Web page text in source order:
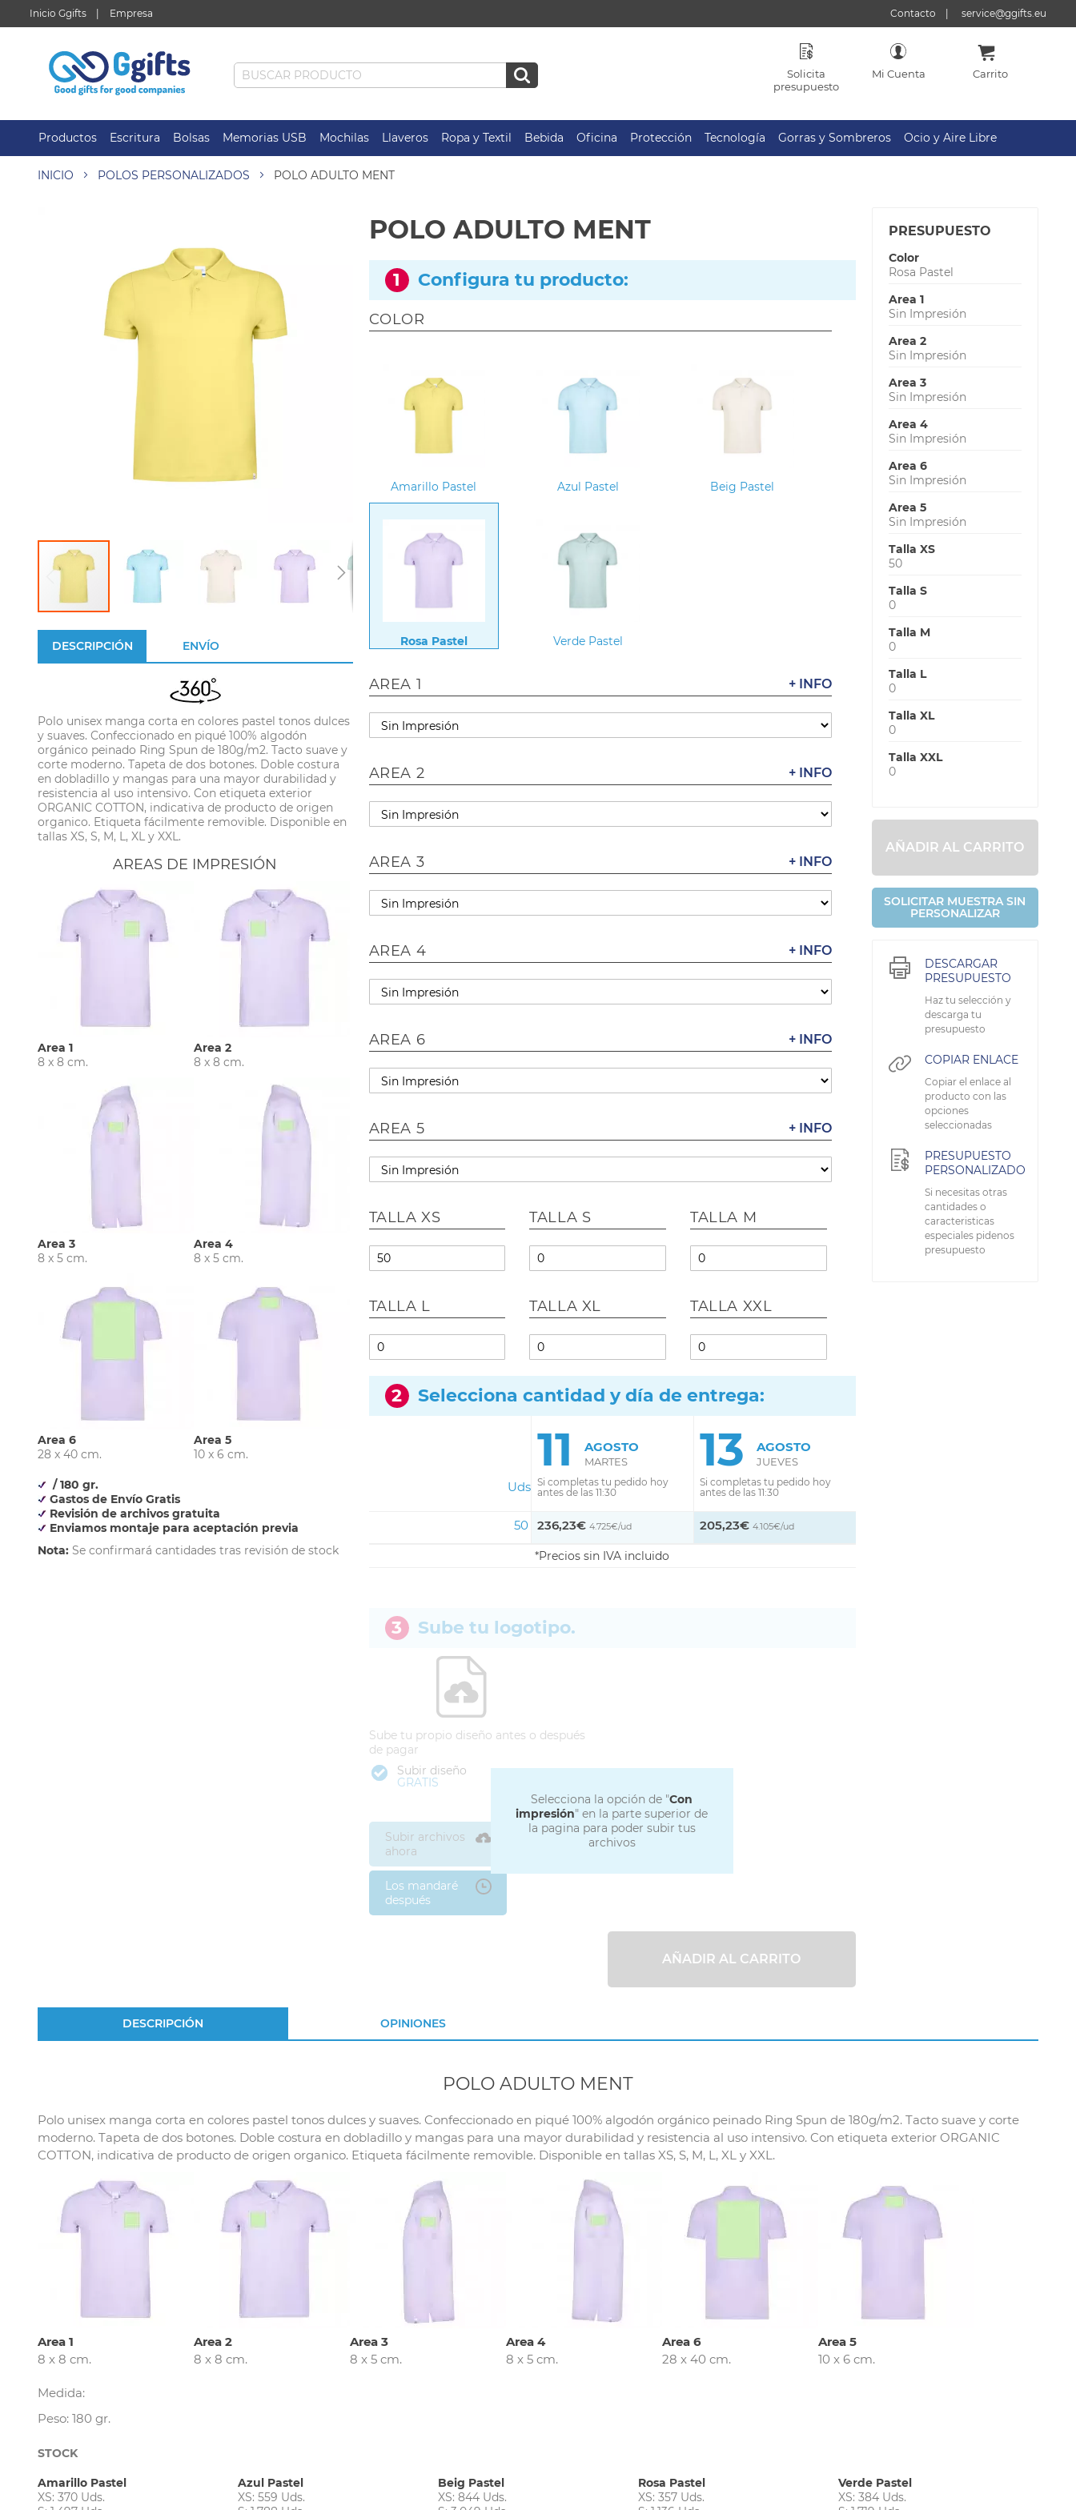
Inicio Ggifts Empresa Contacto service@ggifts.eu
Solicita
presupuesto
Mi Cuenta Carrito
Productos Escritura Bolsas Memorias USB Mochilas Llaveros Ropa y Textil Bebida Oficina Protección Tecnología Gorras y Sombreros Ocio y Aire Libre
INICIO POLOS PERSONALIZADOS POLO ADULTO MENT
DESCRIPCIÓN
Polo unisex manga corta en colores pastel tonos dulces
y suaves. Confeccionado en piqué 100% algodón
orgánico peinado Ring Spun de 180g/m2. Tacto suave y
corte moderno. Tapeta de dos botones. Doble costura
en dobladillo y mangas para una mayor durabilidad y
resistencia al uso intensivo. Con etiqueta exterior
ORGANIC COTTON, indicativa de producto de origen
organico. Etiqueta fácilmente removible. Disponible en
tallas XS, S, M, L, XL y XXL.
AREAS DE IMPRESIÓN
Area 1
8 x 8 cm.
Area 2
8 x 8 cm.
Area 3
8 x 5 cm.
Area 4
8 x 5 cm.
Area 6
28 x 40 cm.
Area 5
10 x 6 cm.
/ 180 gr.
Gastos de Envío Gratis
Revisión de archivos gratuita
Enviamos montaje para aceptación previa
Nota: Se confirmará cantidades tras revisión de stock
ENVÍO
POLO ADULTO MENT
1 Configura tu producto:
COLOR
Amarillo Pastel Azul Pastel Beig Pastel
Rosa Pastel Verde Pastel
+ INFO
AREA 1
+ INFO
AREA 2
+ INFO
AREA 3
+ INFO
AREA 4
+ INFO
AREA 6
+ INFO
AREA 5
TALLA XS TALLA S TALLA M
TALLA L TALLA XL TALLA XXL
2 Selecciona cantidad y día de entrega:
Uds
11 AGOSTO
MARTES
Si completas tu pedido hoy
antes de las 11:30
13 AGOSTO
JUEVES
Si completas tu pedido hoy
antes de las 11:30
50 236,23€ 4.725€/ud 205,23€ 4.105€/ud
Precios sin IVA incluido
Selecciona la opción de "Con
impresión" en la parte superior de
la pagina para poder subir tus
archivos
3 Sube tu logotipo.
Sube tu propio diseño antes o después
de pagar
Subir diseño
GRATIS
Subir archivos
ahora
Los mandaré
después
AÑADIR AL CARRITO
PRESUPUESTO
Color
Rosa Pastel
Area 1
Sin Impresión
Area 2
Sin Impresión
Area 3
Sin Impresión
Area 4
Sin Impresión
Area 6
Sin Impresión
Area 5
Sin Impresión
Talla XS
50
Talla S
0
Talla M
0
Talla L
0
Talla XL
0
Talla XXL
0
AÑADIR AL CARRITO
SOLICITAR MUESTRA SIN
PERSONALIZAR
DESCARGAR
PRESUPUESTO
Haz tu selección y
descarga tu
presupuesto
COPIAR ENLACE
Copiar el enlace al
producto con las
opciones
seleccionadas
PRESUPUESTO
PERSONALIZADO
Si necesitas otras
cantidades o
caracteristicas
especiales pidenos
presupuesto
DESCRIPCIÓN
POLO ADULTO MENT
Polo unisex manga corta en colores pastel tonos dulces y suaves. Confeccionado en piqué 100% algodón orgánico peinado Ring Spun de 180g/m2. Tacto suave y corte
moderno. Tapeta de dos botones. Doble costura en dobladillo y mangas para una mayor durabilidad y resistencia al uso intensivo. Con etiqueta exterior ORGANIC
COTTON, indicativa de producto de origen organico. Etiqueta fácilmente removible. Disponible en tallas XS, S, M, L, XL y XXL.
Area 1
8 x 8 cm.
Area 2
8 x 8 cm.
Area 3
8 x 5 cm.
Area 4
8 x 5 cm.
Area 6
28 x 40 cm.
Area 5
10 x 6 cm.
Medida:
Peso: 180 gr.
OPINIONES
STOCK
Amarillo Pastel
XS: 370 Uds.
Azul Pastel
XS: 559 Uds.
Beig Pastel
XS: 844 Uds.
Rosa Pastel
XS: 357 Uds.
Verde Pastel
XS: 384 Uds.